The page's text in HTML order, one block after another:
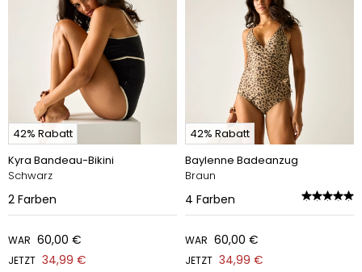
42% Rabatt
Kyra Bandeau-Bikini
Schwarz
2 Farben
WAR 60,00 €
JETZT 34,99 €
42% Rabatt
Baylenne Badeanzug
Braun
4 Farben
WAR 60,00 €
JETZT 34,99 €